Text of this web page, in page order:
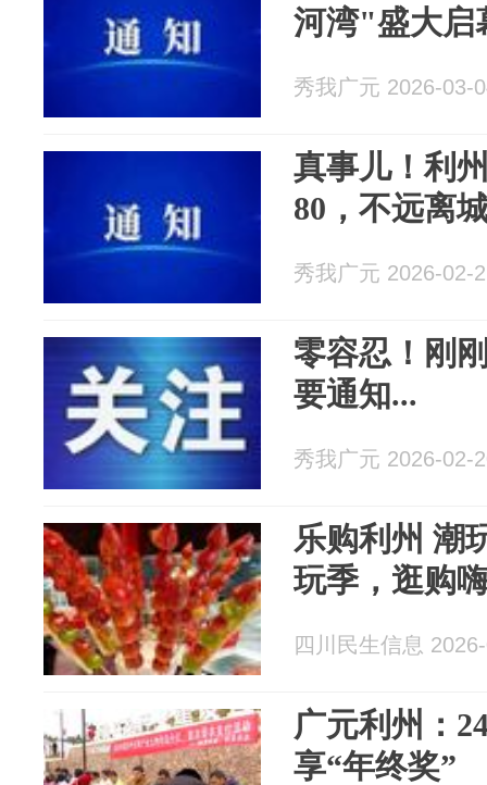
河湾"盛大启
秀我广元 2026-03-
真事儿！利
80，不远离
秀我广元 2026-02-
零容忍！刚
要通知...
秀我广元 2026-02-
乐购利州 潮
玩季，逛购
四川民生信息
广元利州：
享“年终奖”